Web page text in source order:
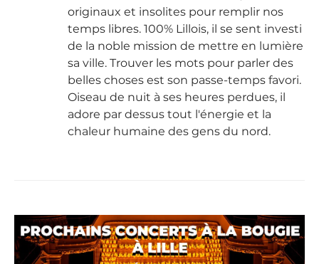
originaux et insolites pour remplir nos
temps libres. 100% Lillois, il se sent investi
de la noble mission de mettre en lumière
sa ville. Trouver les mots pour parler des
belles choses est son passe-temps favori.
Oiseau de nuit à ses heures perdues, il
adore par dessus tout l'énergie et la
chaleur humaine des gens du nord.